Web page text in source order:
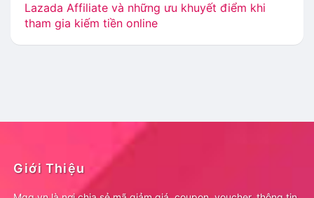
Lazada Affiliate và những ưu khuyết điểm khi
tham gia kiếm tiền online
Giới Thiệu